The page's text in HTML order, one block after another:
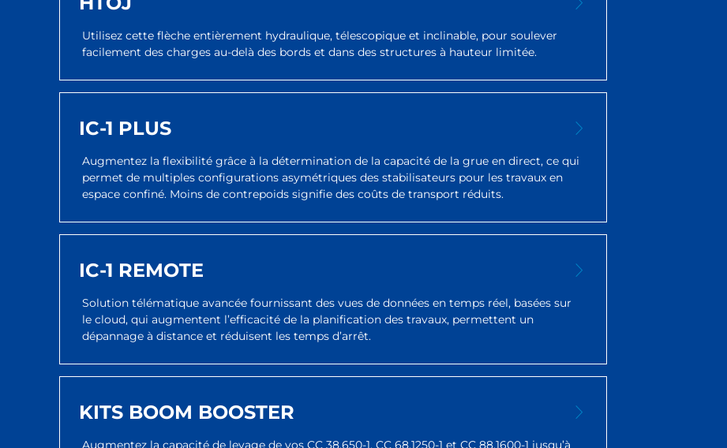
Utilisez cette flèche entièrement hydraulique, télescopique et inclinable, pour soulever
facilement des charges au-delà des bords et dans des structures à hauteur limitée.
IC-1 PLUS
Augmentez la flexibilité grâce à la détermination de la capacité de la grue en direct, ce qui
permet de multiples configurations asymétriques des stabilisateurs pour les travaux en
espace confiné. Moins de contrepoids signifie des coûts de transport réduits.
IC-1 REMOTE
Solution télématique avancée fournissant des vues de données en temps réel, basées sur
le cloud, qui augmentent l’efficacité de la planification des travaux, permettent un
dépannage à distance et réduisent les temps d’arrêt.
KITS BOOM BOOSTER
Augmentez la capacité de levage de vos CC 38.650-1, CC 68.1250-1 et CC 88.1600-1 jusqu’à